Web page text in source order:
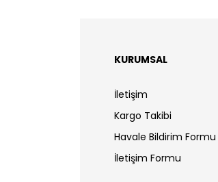
KURUMSAL
İletişim
Kargo Takibi
Havale Bildirim Formu
İletişim Formu